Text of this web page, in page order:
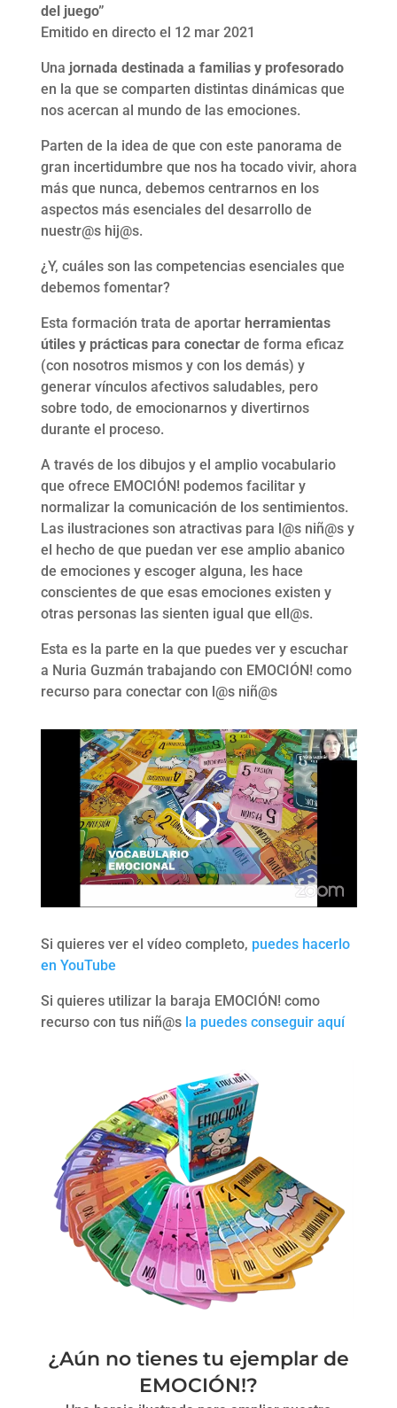
del juego”
Emitido en directo el 12 mar 2021
Una jornada destinada a familias y profesorado
en la que se comparten distintas dinámicas que
nos acercan al mundo de las emociones.
Parten de la idea de que con este panorama de
gran incertidumbre que nos ha tocado vivir, ahora
más que nunca, debemos centrarnos en los
aspectos más esenciales del desarrollo de
nuestr@s hij@s.
¿Y, cuáles son las competencias esenciales que
debemos fomentar?
Esta formación trata de aportar herramientas
útiles y prácticas para conectarde forma eficaz
(con nosotros mismos y con los demás) y
generar vínculos afectivos saludables, pero
sobre todo, de emocionarnos y divertirnos
durante el proceso.
A través de los dibujos y el amplio vocabulario
que ofrece EMOCIÓN! podemos facilitar y
normalizar la comunicación de los sentimientos.
Las ilustraciones son atractivas para l@s niñ@s y
el hecho de que puedan ver ese amplio abanico
de emociones y escoger alguna, les hace
conscientes de que esas emociones existen y
otras personas las sienten igual que ell@s.
Esta es la parte en la que puedes ver y escuchar
a Nuria Guzmán trabajando con EMOCIÓN! como
recurso para conectar con l@s niñ@s
Si quieres ver el vídeo completo, puedes hacerlo
en YouTube
Si quieres utilizar la baraja EMOCIÓN! como
recurso con tus niñ@s la puedes conseguir aquí
¿Aún no tienes tu ejemplar de
EMOCIÓN!?